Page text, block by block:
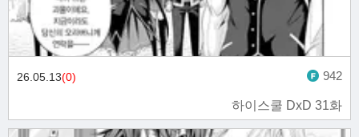
하이스쿨 DxD 31화
26.05.13(0) 942